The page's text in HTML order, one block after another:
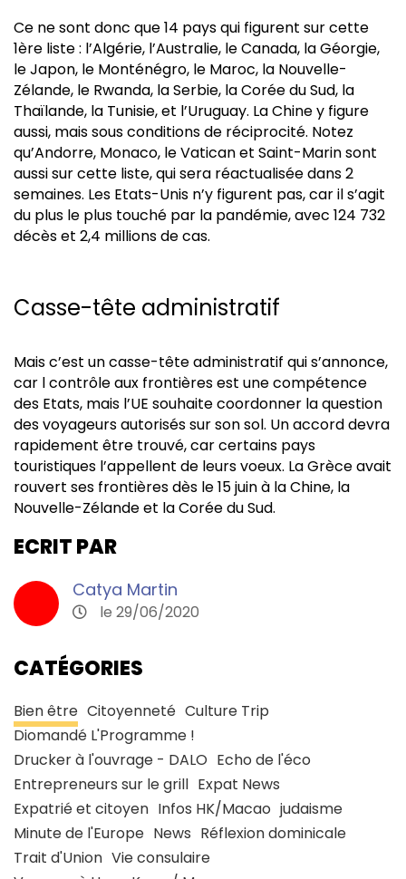
Ce ne sont donc que 14 pays qui figurent sur cette
1ère liste : l’Algérie, l’Australie, le Canada, la Géorgie,
le Japon, le Monténégro, le Maroc, la Nouvelle-
Zélande, le Rwanda, la Serbie, la Corée du Sud, la
Thaïlande, la Tunisie, et l’Uruguay. La Chine y figure
aussi, mais sous conditions de réciprocité. Notez
qu’Andorre, Monaco, le Vatican et Saint-Marin sont
aussi sur cette liste, qui sera réactualisée dans 2
semaines. Les Etats-Unis n’y figurent pas, car il s’agit
du plus le plus touché par la pandémie, avec 124 732
décès et 2,4 millions de cas.
Casse-tête administratif
Mais c’est un casse-tête administratif qui s’annonce,
car l contrôle aux frontières est une compétence
des Etats, mais l’UE souhaite coordonner la question
des voyageurs autorisés sur son sol. Un accord devra
rapidement être trouvé, car certains pays
touristiques l’appellent de leurs voeux. La Grèce avait
rouvert ses frontières dès le 15 juin à la Chine, la
Nouvelle-Zélande et la Corée du Sud.
ECRIT PAR
Catya Martin
le 29/06/2020
CATÉGORIES
Bien être Citoyenneté Culture Trip
Diomandé L'Programme !
Drucker à l'ouvrage - DALO Echo de l'éco
Entrepreneurs sur le grill Expat News
Expatrié et citoyen Infos HK/Macao judaisme
Minute de l'Europe News Réflexion dominicale
Trait d'Union Vie consulaire